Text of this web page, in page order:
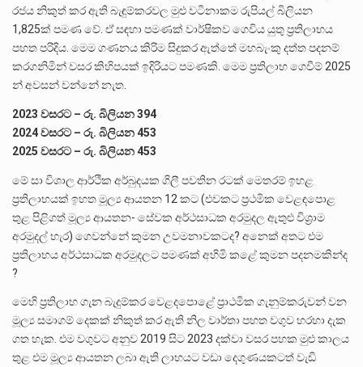
රජය නිකුත් කර ඇති බැඳුම්කරවල මුළු වටිනාකම රුපියල් බිලියන
1,825ක් පමණ වේ. ඒ සඳහා පමණක් වාර්ෂිකව ගෙවිය යුතු ප්‍රතිලාභය
පහත පරිදිය. මෙම ගණනය කිරිම සිදුකර ඇත්තේ මහබැංකු දත්ත පදනම්
කරගනිමින් වසර කිහිපයක් ඉදිරියට පමණකි. මෙම ප්‍රතිලාභ ගෙවීම් 2025
න් අවසන් වන්නේ නැත.
2023 වසරට – රු. බිලියන 394
2024 වසරට – රු. බිලියන 453
2025 වසරට – රු. බිලියන 453
මේ සා විශාල ආර්ථික අර්බුදයක ගිලී පවතින රටක් මෙතරම් ඉහළ
ප්‍රතිලාභයක් ඉහත මූල්‍ය ආයතන 12 කට (එවකට ප්‍රථමික වෙළඳපොළ
තුළ පිළිගත් මූල්‍ය ආයතන- සේවක අර්ථසාධක අරමුදල ඇතුළු විශ්‍රාම
අරමුදල් හැර) ගෙවන්නේ කුමන උවමනාවකටද? අනෙක් අතට එම
ප්‍රතිලාභය අර්ථසාධක අරමුදලට පමණක් අහිමි කළේ කුමන පදනමකින්ද
?
මෙහි ප්‍රතිලාභ ගැන බැදුම්කර වෙළදපොළේ ප්‍රාථමික ගැනුම්කරුවන් වන
මූල්‍ය සමාගම් දෙකක් නිකුත් කර ඇති නිල වාර්තා පහත වගුව හරහා දැක
ගත හැක. එම වගුවට අනුව 2019 සිට 2023 දක්වා වසර පහක මුළු කාලය
තුළ එම මූල්‍ය ආයතන ලබා ඇති ලාභයට වඩා දෙගුණයකටත් වැඩි